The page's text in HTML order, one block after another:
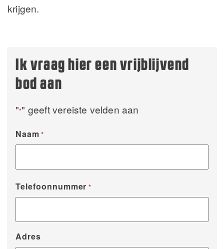
krijgen.
Ik vraag hier een vrijblijvend
bod aan
"*" geeft vereiste velden aan
Naam *
Telefoonnummer *
Adres